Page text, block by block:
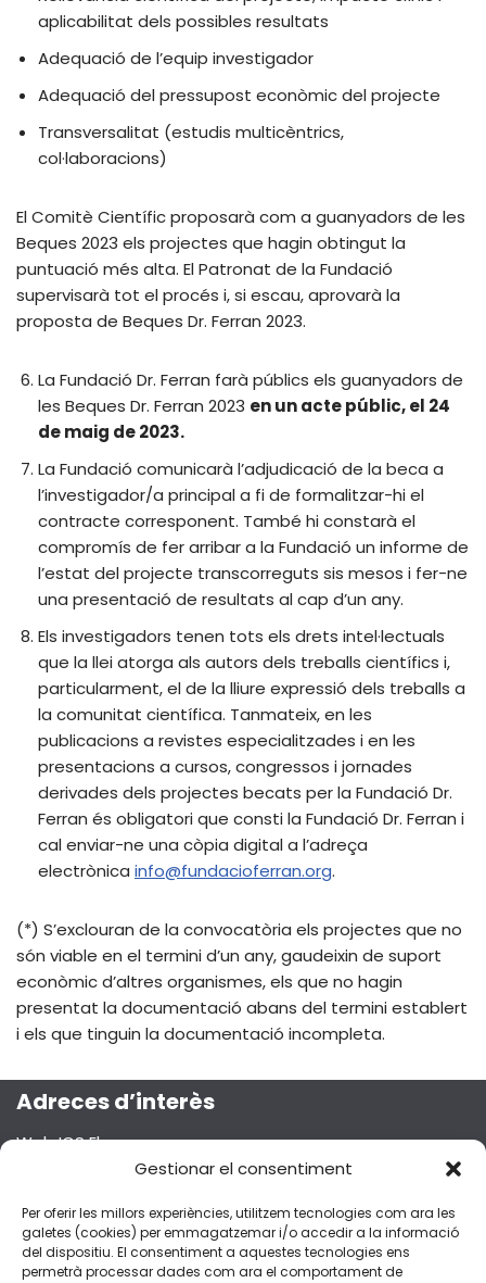
Gestionar el consentiment
Per oferir les millors experiències, utilitzem tecnologies com ara les
galetes (cookies) per emmagatzemar i/o accedir a la informació
del dispositiu. El consentiment a aquestes tecnologies ens
permetrà processar dades com ara el comportament de
aplicabilitat dels possibles resultats
Adequació de l’equip investigador
Adequació del pressupost econòmic del projecte
Transversalitat (estudis multicèntrics,
col·laboracions)
El Comitè Científic proposarà com a guanyadors de les
Beques 2023 els projectes que hagin obtingut la
puntuació més alta. El Patronat de la Fundació
supervisarà tot el procés i, si escau, aprovarà la
proposta de Beques Dr. Ferran 2023.
La Fundació Dr. Ferran farà públics els guanyadors de
les Beques Dr. Ferran 2023 en un acte públic, el 24
de maig de 2023.
La Fundació comunicarà l’adjudicació de la beca a
l’investigador/a principal a fi de formalitzar-hi el
contracte corresponent. També hi constarà el
compromís de fer arribar a la Fundació un informe de
l’estat del projecte transcorreguts sis mesos i fer-ne
una presentació de resultats al cap d’un any.
Els investigadors tenen tots els drets intel·lectuals
que la llei atorga als autors dels treballs científics i,
particularment, el de la lliure expressió dels treballs a
la comunitat científica. Tanmateix, en les
publicacions a revistes especialitzades i en les
presentacions a cursos, congressos i jornades
derivades dels projectes becats per la Fundació Dr.
Ferran és obligatori que consti la Fundació Dr. Ferran i
cal enviar-ne una còpia digital a l’adreça
electrònica info@fundacioferran.org.
(*) S’exclouran de la convocatòria els projectes que no
són viable en el termini d’un any, gaudeixin de suport
econòmic d’altres organismes, els que no hagin
presentat la documentació abans del termini establert
i els que tinguin la documentació incompleta.
Adreces d’interès
Web ICS Ebre
Projecte Emma
Segueix-nos a les xarxes socials!